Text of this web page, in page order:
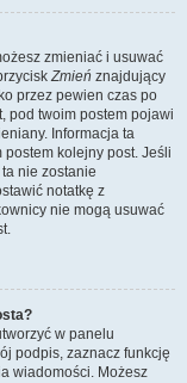
zmieniać i usuwać
Zmień znajdujący
przez pewien czas po
pod twoim postem pojawi
Informacja ta
postem kolejny post. Jeśli
nie zostanie
notatkę z
nie mogą usuwać
w panelu
podpis, zaznacz funkcję
wiadomości. Możesz